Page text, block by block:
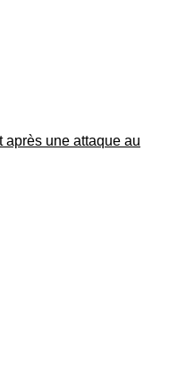
après une attaque au